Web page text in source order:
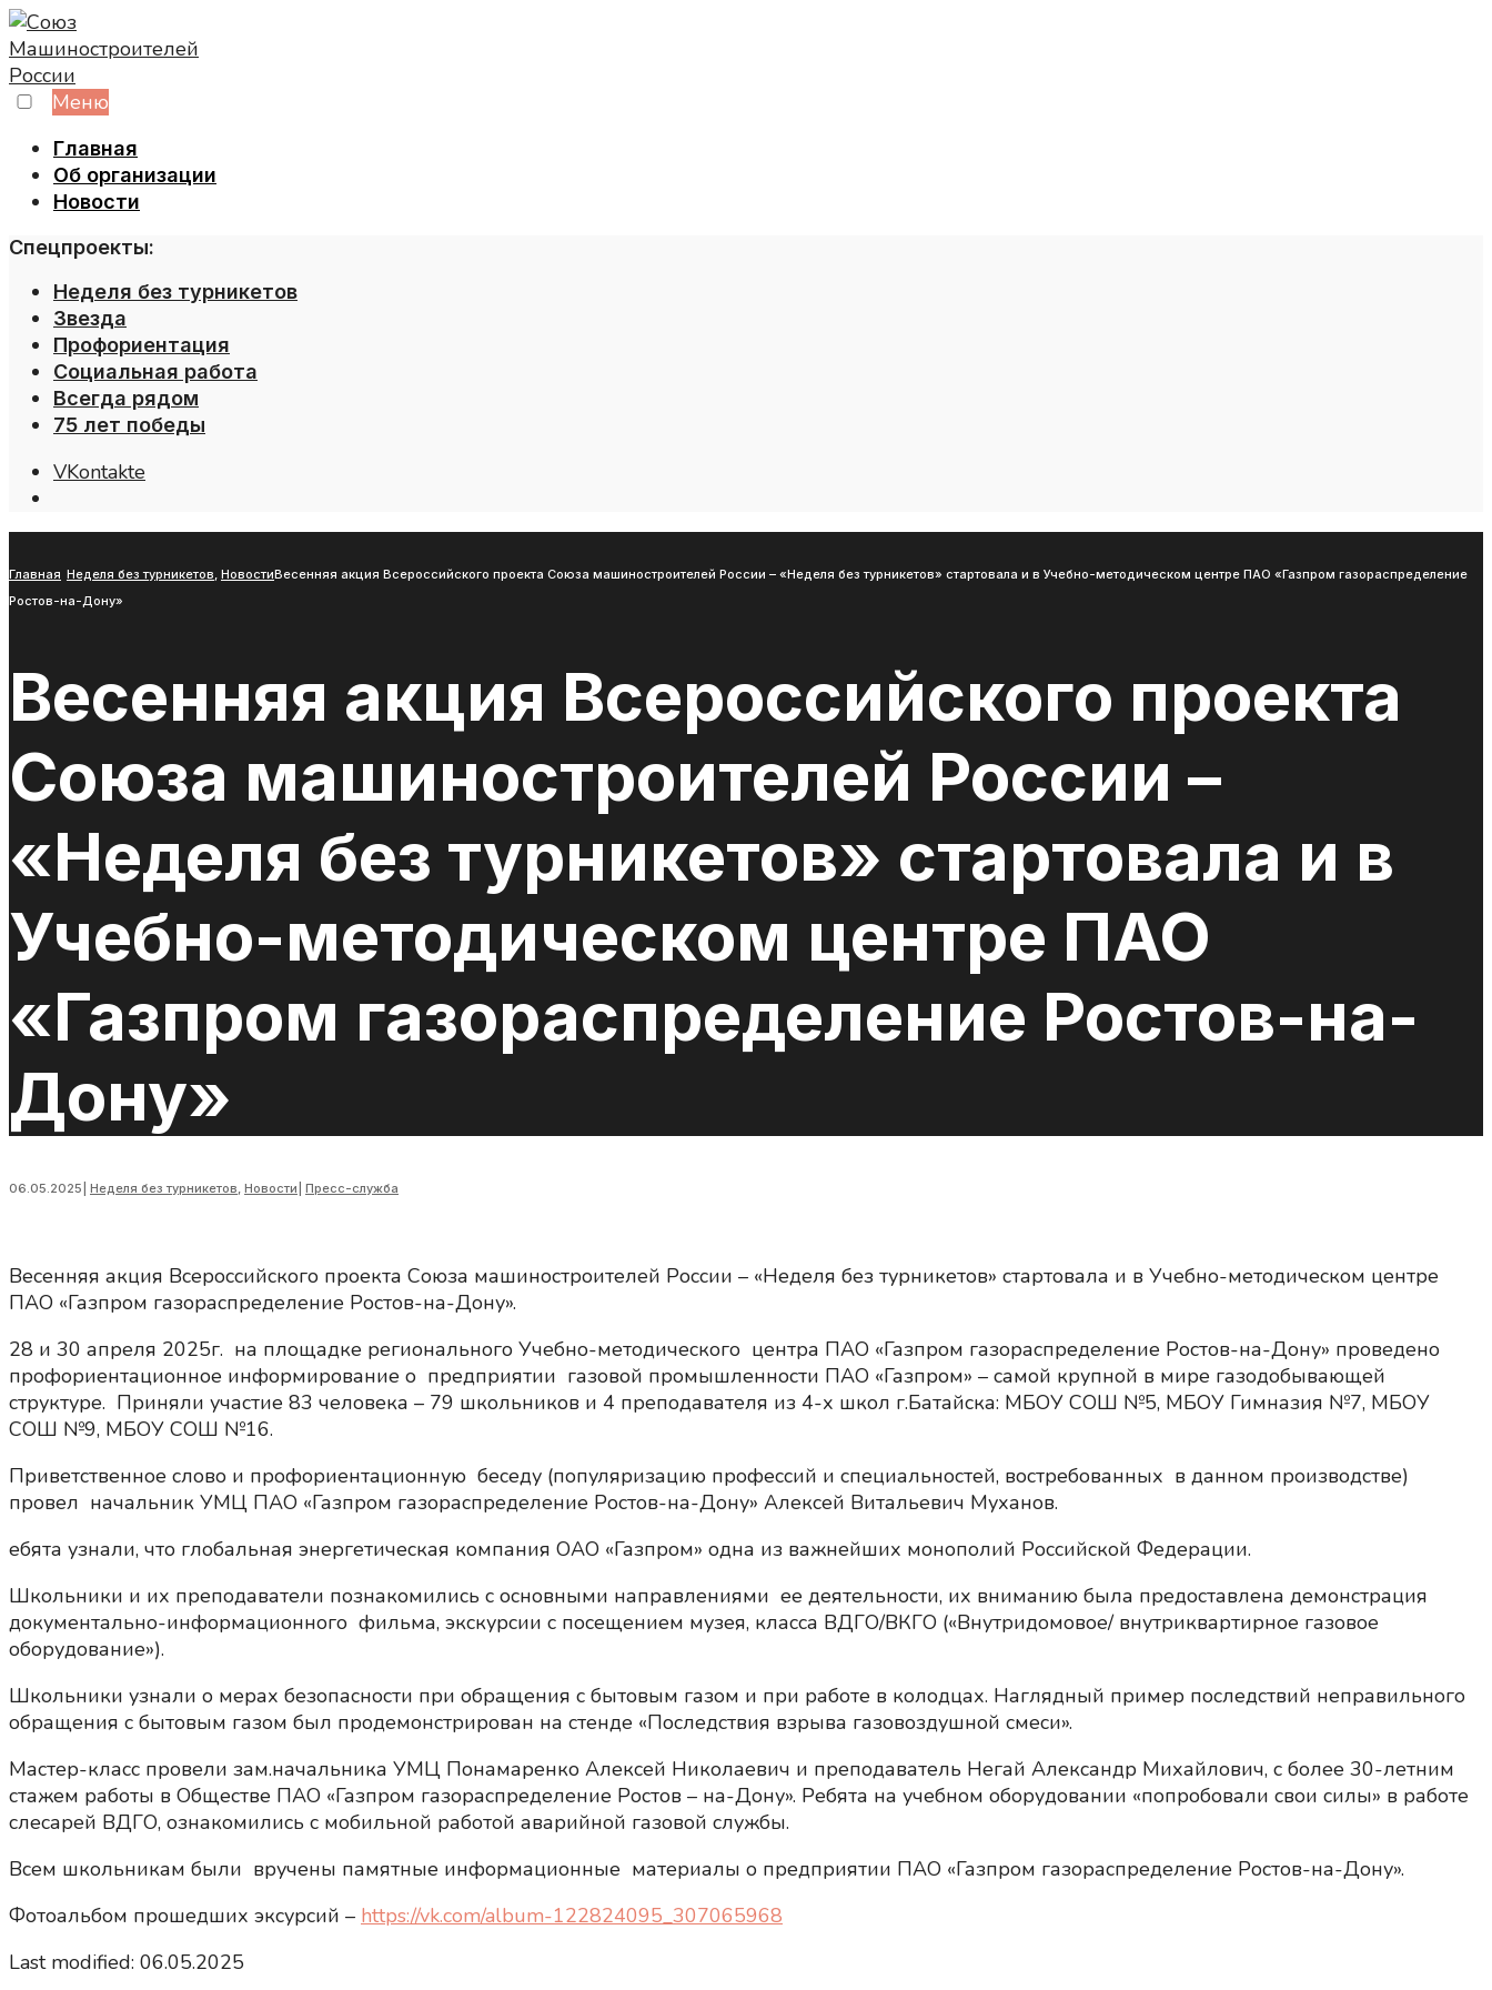
Skip
to
content
Меню
Главная
Об организации
Новости
Спецпроекты:
Неделя без турникетов
Звезда
Профориентация
Социальная работа
Всегда рядом
75 лет победы
VKontakte
Главная Неделя без турникетов, НовостиВесенняя акция Всероссийского проекта Союза машиностроителей России – «Неделя без турникетов» стартовала и в Учебно-методическом центре ПАО «Газпром газораспределение
Ростов-на-Дону»
Весенняя акция Всероссийского проекта
Союза машиностроителей России –
«Неделя без турникетов» стартовала и в
Учебно-методическом центре ПАО
«Газпром газораспределение Ростов-на-
Дону»
06.05.2025 Неделя без турникетов, Новости Пресс-служба
Весенняя акция Всероссийского проекта Союза машиностроителей России – «Неделя без турникетов» стартовала и в Учебно-методическом центре
ПАО «Газпром газораспределение Ростов-на-Дону».
28 и 30 апреля 2025г. на площадке регионального Учебно-методического центра ПАО «Газпром газораспределение Ростов-на-Дону» проведено
профориентационное информирование о предприятии газовой промышленности ПАО «Газпром» – самой крупной в мире газодобывающей
структуре. Приняли участие 83 человека – 79 школьников и 4 преподавателя из 4-х школ г.Батайска: МБОУ СОШ №5, МБОУ Гимназия №7, МБОУ
СОШ №9, МБОУ СОШ №16.
Приветственное слово и профориентационную беседу (популяризацию профессий и специальностей, востребованных в данном производстве)
провел начальник УМЦ ПАО «Газпром газораспределение Ростов-на-Дону» Алексей Витальевич Муханов.
ебята узнали, что глобальная энергетическая компания ОАО «Газпром» одна из важнейших монополий Российской Федерации.
Школьники и их преподаватели познакомились с основными направлениями ее деятельности, их вниманию была предоставлена демонстрация
документально-информационного фильма, экскурсии с посещением музея, класса ВДГО/ВКГО («Внутридомовое/ внутриквартирное газовое
оборудование»).
Школьники узнали о мерах безопасности при обращения с бытовым газом и при работе в колодцах. Наглядный пример последствий неправильного
обращения с бытовым газом был продемонстрирован на стенде «Последствия взрыва газовоздушной смеси».
Мастер-класс провели зам.начальника УМЦ Понамаренко Алексей Николаевич и преподаватель Негай Александр Михайлович, с более 30-летним
стажем работы в Обществе ПАО «Газпром газораспределение Ростов – на-Дону». Ребята на учебном оборудовании «попробовали свои силы» в работе
слесарей ВДГО, ознакомились с мобильной работой аварийной газовой службы.
Всем школьникам были вручены памятные информационные материалы о предприятии ПАО «Газпром газораспределение Ростов-на-Дону».
Фотоальбом прошедших эксурсий – https://vk.com/album-122824095_307065968
Last modified: 06.05.2025